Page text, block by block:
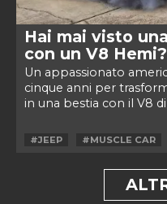
Hai mai visto
con un V8 Hemi?
Un appassionato
cinque anni per
in una bestia con il V8 di
#JEEP #MUSCLE CAR